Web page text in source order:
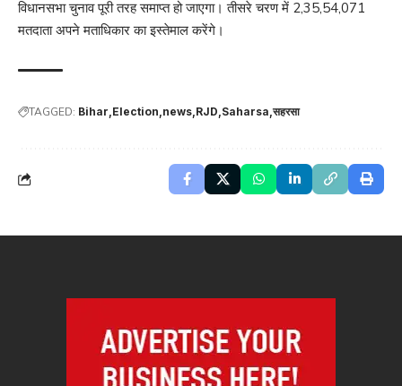
विधानसभा चुनाव पूरी तरह समाप्त हो जाएगा। तीसरे चरण में 2,35,54,071
मतदाता अपने मताधिकार का इस्तेमाल करेंगे।
TAGGED: Bihar Election news RJD Saharsa सहरसा